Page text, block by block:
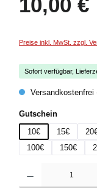
10,00 €
Preise inkl. MwSt. zzgl.
Sofort verfügbar,
Versandkostenfrei
Gutscheinauswählen
10€
15€
100€
150€